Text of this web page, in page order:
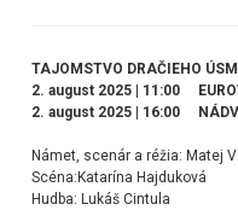
TAJOMSTVO DRAČIEHO
2. august 2025 | 11:00
2. august 2025 | 16:00
Námet, scenár a réžia: Matej
Scéna:Katarína Hajduková
Hudba: Lukáš Cintula